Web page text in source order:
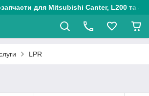
для Mitsubishi Canter, L200 та
LPR